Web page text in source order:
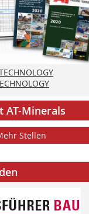
AT-Minerals
Stellen